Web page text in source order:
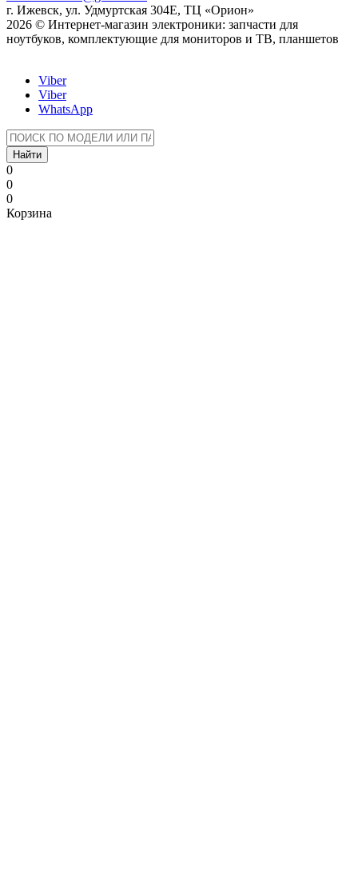
г. Ижевск, ул. Удмуртская 304Е, ТЦ «Орион»
2026 © Интернет-магазин электроники: запчасти для
ноутбуков, комплектующие для мониторов и ТВ, планшетов
Viber
Viber
WhatsApp
Найти
0
0
0
Корзина